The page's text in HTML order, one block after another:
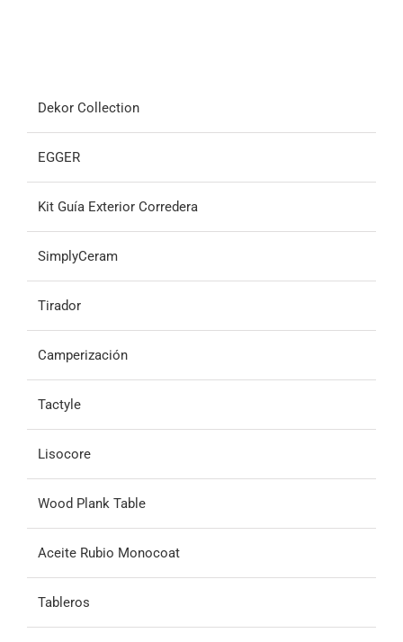
Dekor Collection
EGGER
Kit Guía Exterior Corredera
SimplyCeram
Tirador
Camperización
Tactyle
Lisocore
Wood Plank Table
Aceite Rubio Monocoat
Tableros